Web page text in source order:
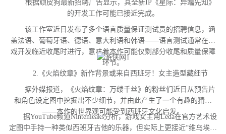
根据顽皮狗最新招聘广告显示，其全新IP《星际：异端先知》
的开发工作可能已接近完成。
该工作室近日发布了多个语言质量保证测试员的招聘信息，涵
盖法语、葡萄牙语、德语、意大利语和韩语——语言测试通常在游
戏开发临近收尾时进行，意味着本作可能仅剩部分收尾和质量保障
环节。
2.《火焰纹章》新作背景或来自西班牙！女主造型藏细节
据外媒报道，《火焰纹章：万缕千丝》的粉丝们近日从预告片
和角色设定图中挖掘出不少细节，并由此产生了一个有趣的猜测
——本作的世界观可能受到西班牙文化启发。
据YouTube频道Nintenleaks分析，游戏女主角Leda在官方艺术设
定图中手持一种类似西班牙吉他的乐器，但实际上更接近“维乌埃拉